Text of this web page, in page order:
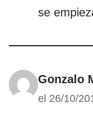
se
Gonzalo
el 26/10/